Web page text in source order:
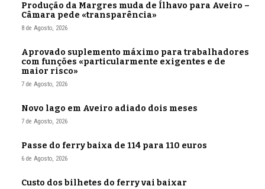
Produção da Margres muda de Ílhavo para Aveiro –
Câmara pede «transparência»
8 de Agosto, 2026
Aprovado suplemento máximo para trabalhadores
com funções «particularmente exigentes e de
maior risco»
7 de Agosto, 2026
Novo lago em Aveiro adiado dois meses
7 de Agosto, 2026
Passe do ferry baixa de 114 para 110 euros
6 de Agosto, 2026
Custo dos bilhetes do ferry vai baixar